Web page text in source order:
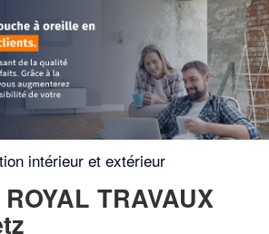
intérieur et extérieur
TRAVAUX